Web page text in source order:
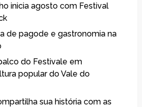
inicia agosto com Festival
de pagode e gastronomia na
do Festivale em
popular do Vale do
sua história com as